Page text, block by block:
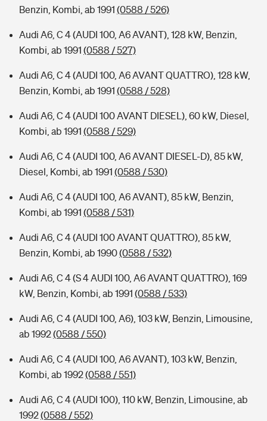
Benzin, Kombi, ab 1991 (0588 / 526)
Audi A6, C 4 (AUDI 100, A6 AVANT), 128 kW, Benzin,
Kombi, ab 1991 (0588 / 527)
Audi A6, C 4 (AUDI 100, A6 AVANT QUATTRO), 128 kW,
Benzin, Kombi, ab 1991 (0588 / 528)
Audi A6, C 4 (AUDI 100 AVANT DIESEL), 60 kW, Diesel,
Kombi, ab 1991 (0588 / 529)
Audi A6, C 4 (AUDI 100, A6 AVANT DIESEL-D), 85 kW,
Diesel, Kombi, ab 1991 (0588 / 530)
Audi A6, C 4 (AUDI 100, A6 AVANT), 85 kW, Benzin,
Kombi, ab 1991 (0588 / 531)
Audi A6, C 4 (AUDI 100 AVANT QUATTRO), 85 kW,
Benzin, Kombi, ab 1990(0588 / 532)
Audi A6, C 4 (S 4 AUDI 100, A6 AVANT QUATTRO), 169
kW, Benzin, Kombi, ab 1991 (0588 / 533)
Audi A6, C 4 (AUDI 100, A6), 103 kW, Benzin, Limousine,
ab 1992(0588 / 550)
Audi A6, C 4 (AUDI 100, A6 AVANT), 103 kW, Benzin,
Kombi, ab 1992(0588 / 551)
Audi A6, C 4 (AUDI 100), 110 kW, Benzin, Limousine, ab
1992(0588 / 552)